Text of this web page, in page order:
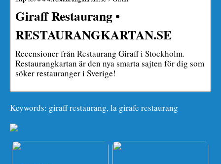
Giraff Restaurang •
RESTAURANGKARTAN.SE
Recensioner från Restaurang Giraff i Stockholm.
Restaurangkartan är den nya smarta sajten för dig som
söker restauranger i Sverige!
Keywords: giraff restaurang, la girafe restaurang